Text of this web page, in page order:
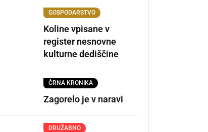
GOSPODARSTVO
Koline vpisane v
register nesnovne
kulturne dediščine
ČRNA KRONIKA
Zagorelo je v naravi
DRUŽABNO